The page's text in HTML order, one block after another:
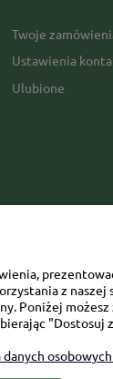
Twoje
Ustawienia konta
Ulubione
z
Poniżej